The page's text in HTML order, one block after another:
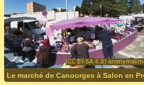
Le marché de Canourges à Salon en